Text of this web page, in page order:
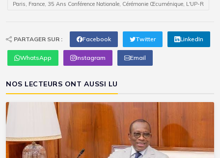
Paris, France, 35 Ans Conférence Nationale, Cérémonie Œcuménique, L'UP-R
PARTAGER SUR : Facebook Twitter LinkedIn
WhatsApp Instagram Email
NOS LECTEURS ONT AUSSI LU